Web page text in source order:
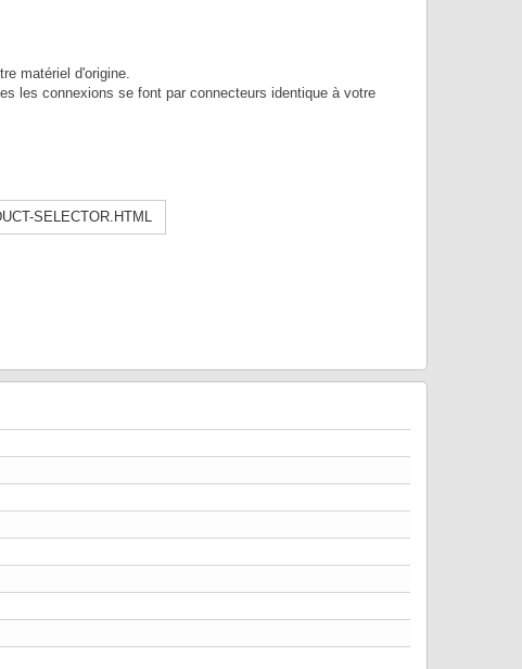
matériel d'origine.
les connexions se font par connecteurs identique à votre
SELECTOR.HTML